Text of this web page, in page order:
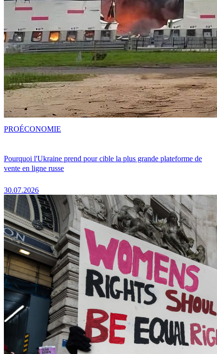
Pourquoi l'Ukraine prend pour cible la plus grande plateforme de
vente en ligne russe
30.07.2026
PROÉCONOMIE